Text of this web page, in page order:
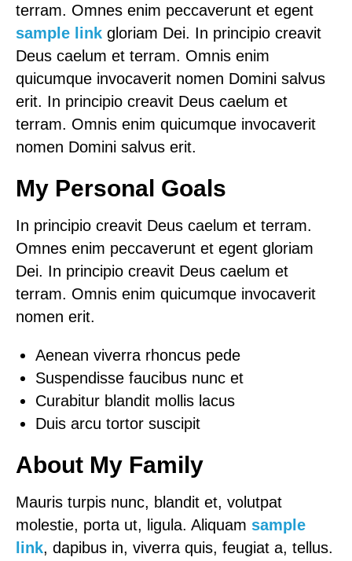
terram. Omnes enim peccaverunt et egent
sample link gloriam Dei. In principio creavit
Deus caelum et terram. Omnis enim
quicumque invocaverit nomen Domini salvus
erit. In principio creavit Deus caelum et
terram. Omnis enim quicumque invocaverit
nomen Domini salvus erit.
My Personal Goals
In principio creavit Deus caelum et terram.
Omnes enim peccaverunt et egent gloriam
Dei. In principio creavit Deus caelum et
terram. Omnis enim quicumque invocaverit
nomen erit.
Aenean viverra rhoncus pede
Suspendisse faucibus nunc et
Curabitur blandit mollis lacus
Duis arcu tortor suscipit
About My Family
Mauris turpis nunc, blandit et, volutpat
molestie, porta ut, ligula. Aliquam sample
link, dapibus in, viverra quis, feugiat a, tellus.